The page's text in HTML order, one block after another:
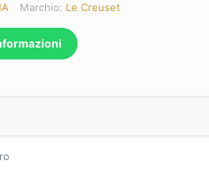
Marchio: Le Creuset